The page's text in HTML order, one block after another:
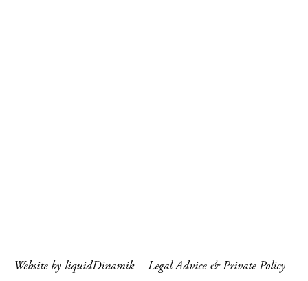
Website by liquidDinamik Legal Advice & Private Policy